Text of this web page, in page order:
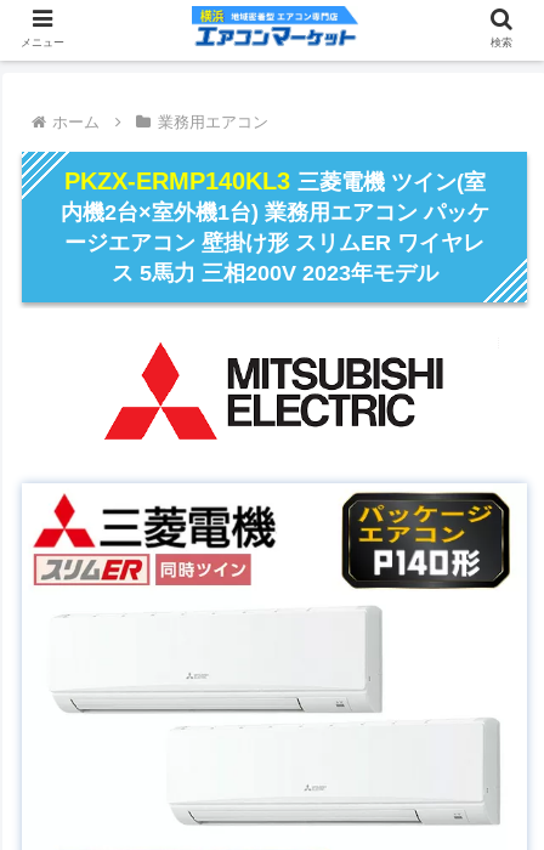
ホーム 業務用エアコン
PKZX-ERMP140KL3 三菱電機 ツイン(室
内機2台×室外機1台) 業務用エアコン パッケ
ージエアコン 壁掛け形 スリムER ワイヤレ
ス 5馬力 三相200V 2023年モデル
メニュー 検索